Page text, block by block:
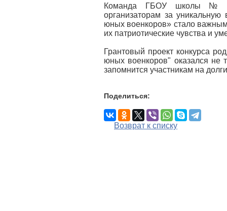
Команда ГБОУ школы №
организаторам за
юных военкоров» стало
их патриотические чувства и
Грантовый проект конкурса
юных военкоров" оказался не
запомнится участникам на
Поделиться:
Возврат к списку